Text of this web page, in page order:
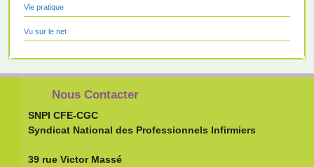
Vie pratique
Vu sur le net
Nous Contacter
SNPI CFE-CGC
Syndicat National des Professionnels Infirmiers
39 rue Victor Massé